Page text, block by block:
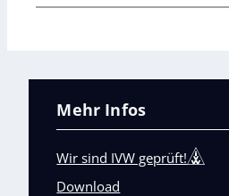
Mehr Infos
Wir sind IVW geprüft!
Download